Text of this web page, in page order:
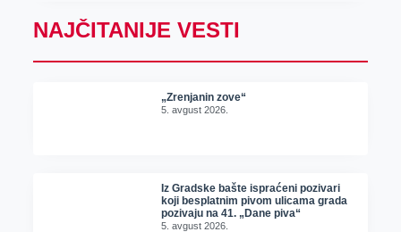
NAJČITANIJE VESTI
„Zrenjanin zove“
5. avgust 2026.
Iz Gradske bašte ispraćeni pozivari
koji besplatnim pivom ulicama grada
pozivaju na 41. „Dane piva“
5. avgust 2026.